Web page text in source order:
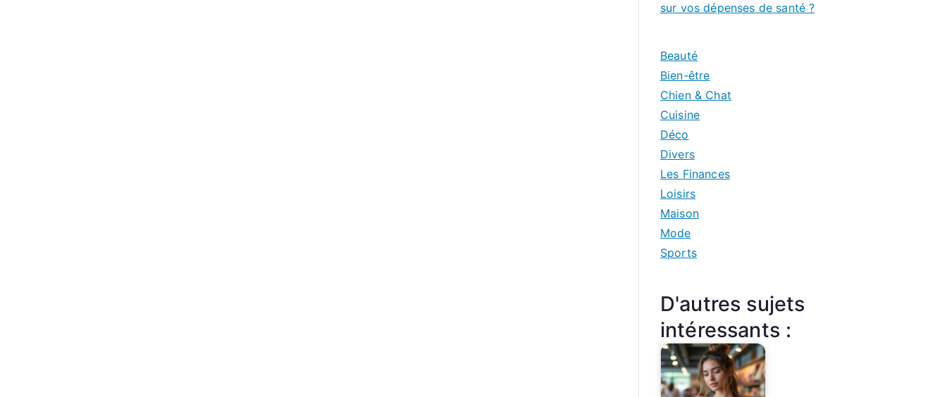
sur vos dépenses de santé ?
Beauté
Bien-être
Chien & Chat
Cuisine
Déco
Divers
Les Finances
Loisirs
Maison
Mode
Sports
D'autres sujets
intéressants :